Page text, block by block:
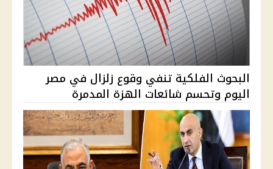
البحوث الفلكية تنفي وقوع زلزال في مصر
اليوم وتحسم شائعات الهزة المدمرة